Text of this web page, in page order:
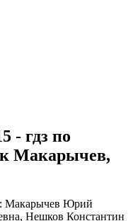
- гдз по
Макарычев,